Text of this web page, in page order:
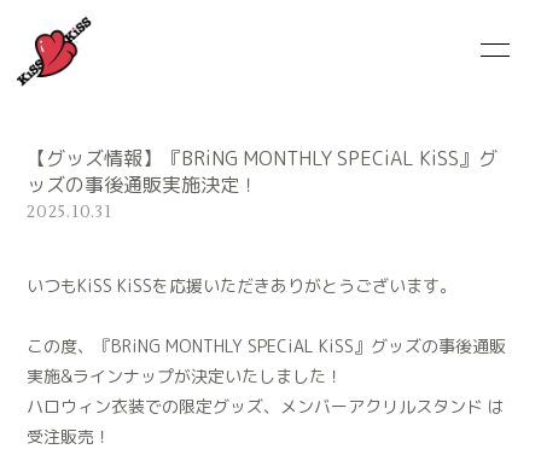
SCHEDULE
GOODS
CONTACT
【グッズ情報】『BRiNG MONTHLY SPECiAL KiSS』グ
ッズの事後通販実施決定！
2025.10.31
いつもKiSS KiSSを応援いただきありがとうございます。
この度、『BRiNG MONTHLY SPECiAL KiSS』グッズの事後通販
実施&ラインナップが決定いたしました！
ハロウィン衣装での限定グッズ、メンバーアクリルスタンド は
受注販売！